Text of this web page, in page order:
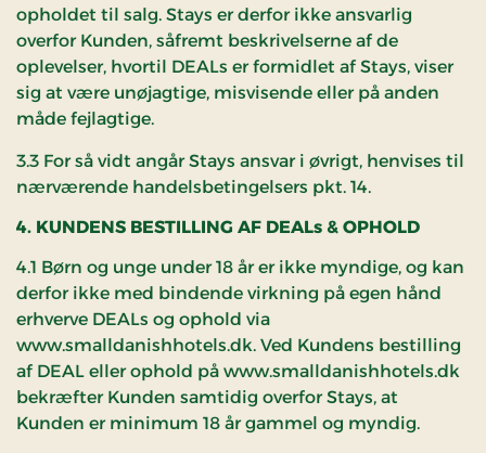
opholdet til salg. Stays er derfor ikke ansvarlig
overfor Kunden, såfremt beskrivelserne af de
oplevelser, hvortil DEALs er formidlet af Stays, viser
sig at være unøjagtige, misvisende eller på anden
måde fejlagtige.
3.3 For så vidt angår Stays ansvar i øvrigt, henvises til
nærværende handelsbetingelsers pkt. 14.
4. KUNDENS BESTILLING AF DEALs & OPHOLD
4.1 Børn og unge under 18 år er ikke myndige, og kan
derfor ikke med bindende virkning på egen hånd
erhverve DEALs og ophold via
www.smalldanishhotels.dk. Ved Kundens bestilling
af DEAL eller ophold på www.smalldanishhotels.dk
bekræfter Kunden samtidig overfor Stays, at
Kunden er minimum 18 år gammel og myndig.